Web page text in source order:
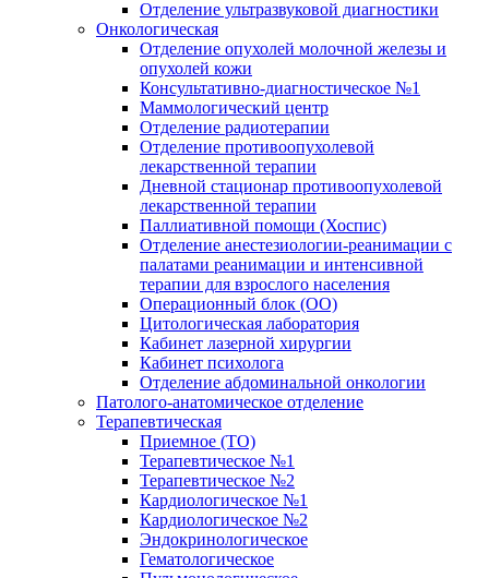
Отделение ультразвуковой диагностики
Онкологическая
Отделение опухолей молочной железы и
опухолей кожи
Консультативно-диагностическое №1
Маммологический центр
Отделение радиотерапии
Отделение противоопухолевой
лекарственной терапии
Дневной стационар противоопухолевой
лекарственной терапии
Паллиативной помощи (Хоспис)
Отделение анестезиологии-реанимации с
палатами реанимации и интенсивной
терапии для взрослого населения
Операционный блок (ОО)
Цитологическая лаборатория
Кабинет лазерной хирургии
Кабинет психолога
Отделение абдоминальной онкологии
Патолого-анатомическое отделение
Терапевтическая
Приемное (ТО)
Терапевтическое №1
Терапевтическое №2
Кардиологическое №1
Кардиологическое №2
Эндокринологическое
Гематологическое